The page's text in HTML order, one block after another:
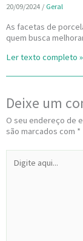
20/09/2024 / Geral
As facetas de
quem busca
Ler texto completo »
Deixe um
O seu endereço de
são marcados com *
aqui...